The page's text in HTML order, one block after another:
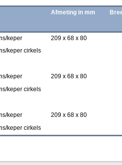
Afmeting in mm
keper
209 x 68 x 80
keper cirkels
keper
209 x 68 x 80
keper cirkels
keper
209 x 68 x 80
keper cirkels